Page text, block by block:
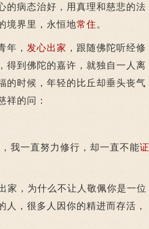
的病态治好，用真理和慈悲的法
境界里，永恒地常住 。
年， 发心出家 ，跟随佛陀听经修
，得到佛陀的嘉许，就独自一人离
的时候，年轻的比丘却垂头丧气
祥的问：
我一直努力修行，却一直不能证
，为什么不让人敬佩你是一位
，很多人因你的精进而存活，